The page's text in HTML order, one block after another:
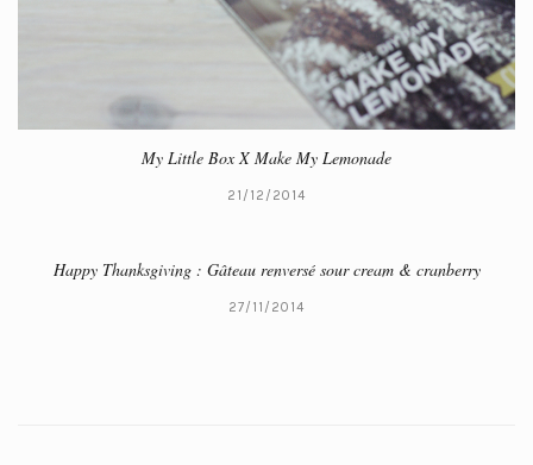
My Little Box X Make My Lemonade
21/12/2014
Happy Thanksgiving : Gâteau renversé sour cream & cranberry
27/11/2014